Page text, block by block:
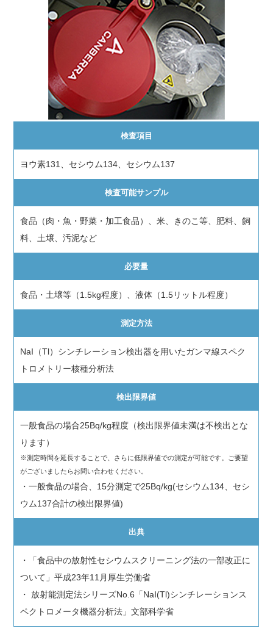
検査項目
ヨウ素131、セシウム134、セシウム137
検査可能サンプル
食品（肉・魚・野菜・加工食品）、米、きのこ等、肥料、飼
料、土壌、汚泥など
必要量
食品・土壌等（1.5kg程度）、液体（1.5リットル程度）
測定方法
NaI（Tl）シンチレーション検出器を用いたガンマ線スペク
トロメトリー核種分析法
検出限界値
一般食品の場合25Bq/kg程度（検出限界値未満は不検出とな
ります）
※測定時間を延長することで、さらに低限界値での測定が可能です。ご要望
がございましたらお問い合わせください。
・一般食品の場合、15分測定で25Bq/kg(セシウム134、セシ
ウム137合計の検出限界値)
出典
・「食品中の放射性セシウムスクリーニング法の一部改正に
ついて」平成23年11月厚生労働省
・ 放射能測定法シリーズNo.6「NaI(Tl)シンチレーションス
ペクトロメータ機器分析法」文部科学省